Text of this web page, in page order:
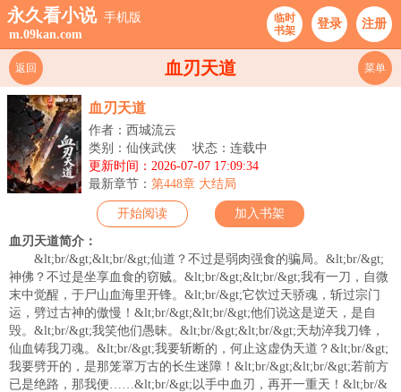
永久看小说 手机版
m.09kan.com
临时
书架
登录 注册
血刃天道
返回 菜单
血刃天道
作者：西城流云
类别：仙侠武侠
状态：连载中
更新时间：2026-07-07 17:09:34
最新章节： 第448章 大结局
开始阅读 加入书架
血刃天道简介：
&lt;br/&gt;&lt;br/&gt;仙道？不过是弱肉强食的骗局。&lt;br/&gt;
神佛？不过是坐享血食的窃贼。&lt;br/&gt;&lt;br/&gt;我有一刀，自微
末中觉醒，于尸山血海里开锋。&lt;br/&gt;它饮过天骄魂，斩过宗门
运，劈过古神的傲慢！&lt;br/&gt;&lt;br/&gt;他们说这是逆天，是自
毁。&lt;br/&gt;我笑他们愚昧。&lt;br/&gt;&lt;br/&gt;天劫淬我刀锋，
仙血铸我刀魂。&lt;br/&gt;我要斩断的，何止这虚伪天道？&lt;br/&gt;
我要劈开的，是那笼罩万古的长生迷障！&lt;br/&gt;&lt;br/&gt;若前方
已是绝路，那我便……&lt;br/&gt;以手中血刃，再开一重天！&lt;br/&